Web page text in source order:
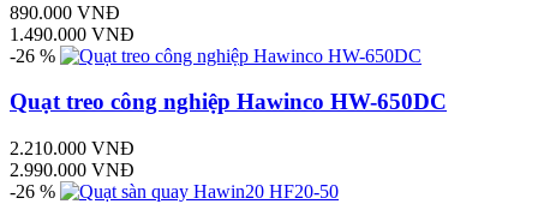
890.000 VNĐ
1.490.000 VNĐ
-26 %
Quạt treo công nghiệp Hawinco HW-650DC
2.210.000 VNĐ
2.990.000 VNĐ
-26 %